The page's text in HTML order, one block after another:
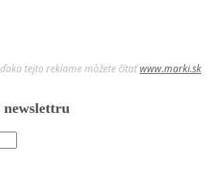
tejto reklame môžete čítaťwww.marki.sk
newslettru